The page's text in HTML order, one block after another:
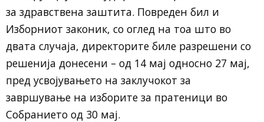
за здравствена заштита. Повреден бил и
Изборниот законик, со оглед на тоа што во
двата случаја, директорите биле разрешени со
решенија донесени – од 14 мај односно 27 мај,
пред усвојувањето на заклучокот за
завршување на изборите за пратеници во
Собранието од 30 мај.